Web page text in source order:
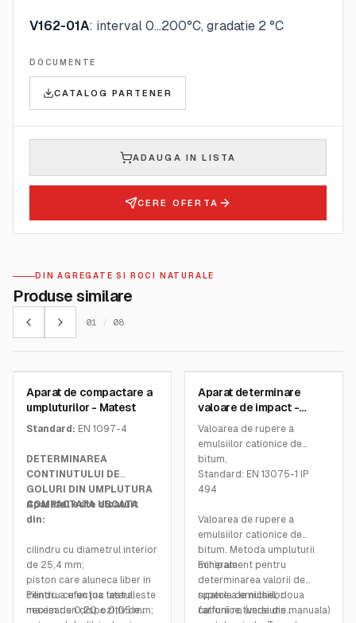
V162-01A: interval 0...200°C, gradatie 2 °C
DOCUMENTE
CATALOG PARTENER
ADAUGA IN LISTA
CERE OFERTA
DIN AGREGATE SI ROCI NATURALE
Produse similare
01 / 08
SKU:A124
Aparat de compactare a
umpluturilor - Matest
Standard: EN 1097-4
DETERMINAREA
CONTINUTULUI DE
GOLURI DIN UMPLUTURA
COMPACTATA USCATA
Aparatul este alcatuit
din:
cilindru cu diametrul interior
de 25,4 mm;
piston care aluneca liber in
cilindru cu un joc lateral
maxim de 0,20 ± 0,05 mm;
Pentru a efectua testul este
necesar un dispozitiv de
SKU:B090
Aparat determinare
valoare de impact -
Matest
Valoarea de rupere a
emulsiilor cationice de
bitum,
Standard: EN 13075-1 IP
494
Valoarea de rupere a
emulsiilor cationice de
bitum. Metoda umpluturii
minerale
Echipament pentru
determinarea valorii de
rupere a emulsiilor
cationice, (versiune manuala)
spatula de nichel, doua
farfurii rotunde din